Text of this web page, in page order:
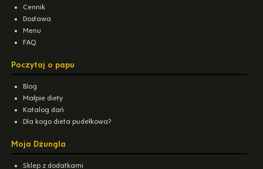
Cennik
Dostawa
Menu
FAQ
Poczytaj o papu
Blog
Małpie diety
Katalog dań
Dla kogo dieta pudełkowa?
Moja Dżungla
Sklep z dodatkami